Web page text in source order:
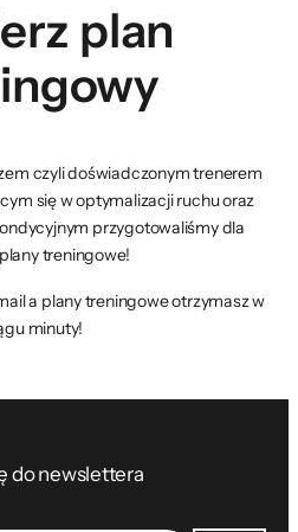
plan
czyli doświadczonym trenerem
się w optymalizacji ruchu oraz
przygotowaliśmy dla
treningowe!
a plany treningowe otrzymasz w
minuty!
do newslettera